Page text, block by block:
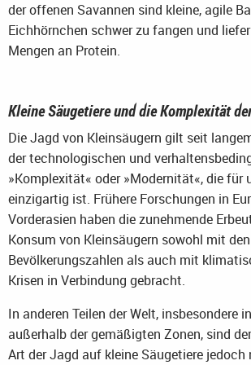
der offenen Savannen sind kleine, agile
Eichhörnchen schwer zu fangen und
Mengen an Protein.
Kleine Säugetiere und die Komplexität
Die Jagd von Kleinsäugern gilt seit
der technologischen und
»Komplexität« oder »Modernität«, die für
einzigartig ist. Frühere Forschungen in
Vorderasien haben die zunehmende
Konsum von Kleinsäugern sowohl mit
Bevölkerungszahlen als auch mit
Krisen in Verbindung gebracht.
In anderen Teilen der Welt, insbesondere
außerhalb der gemäßigten Zonen, sind
Art der Jagd auf kleine Säugetiere jedoch